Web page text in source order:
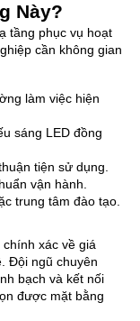
Này?
tầng phục vụ hoạt
cần không gian
làm việc hiện
sáng LED đồng
tiện sử dụng.
vận hành.
trung tâm đào tạo.
xác về giá
Đội ngũ chuyên
bạch và kết nối
được mặt bằng